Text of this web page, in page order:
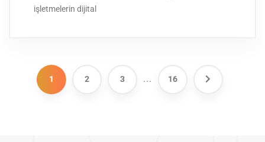
işletmelerin dijital
1 2 3 ... 16